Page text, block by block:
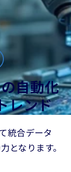
自動化
レンド
統合データ
となります。